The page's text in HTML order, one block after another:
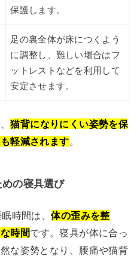
保護します。
足の裏全体が床につくよう
に調整し、難しい場合はフ
ットレストなどを利用して
安定させます。
猫背になりにくい姿勢を保
軽減されます。
の寝具選び
時間は、体の歪みを整
時間です。寝具が体に合っ
な姿勢となり、腰痛や猫背